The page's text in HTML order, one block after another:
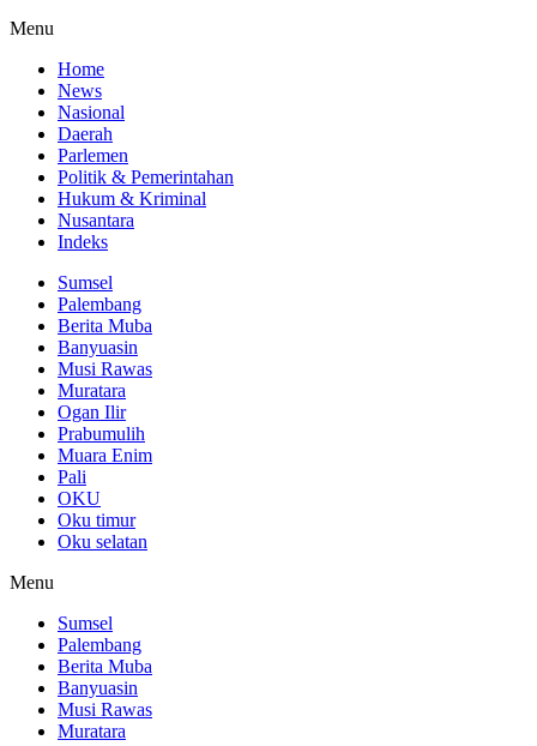
Menu
Home
News
Nasional
Daerah
Parlemen
Politik & Pemerintahan
Hukum & Kriminal
Nusantara
Indeks
Sumsel
Palembang
Berita Muba
Banyuasin
Musi Rawas
Muratara
Ogan Ilir
Prabumulih
Muara Enim
Pali
OKU
Oku timur
Oku selatan
Menu
Sumsel
Palembang
Berita Muba
Banyuasin
Musi Rawas
Muratara